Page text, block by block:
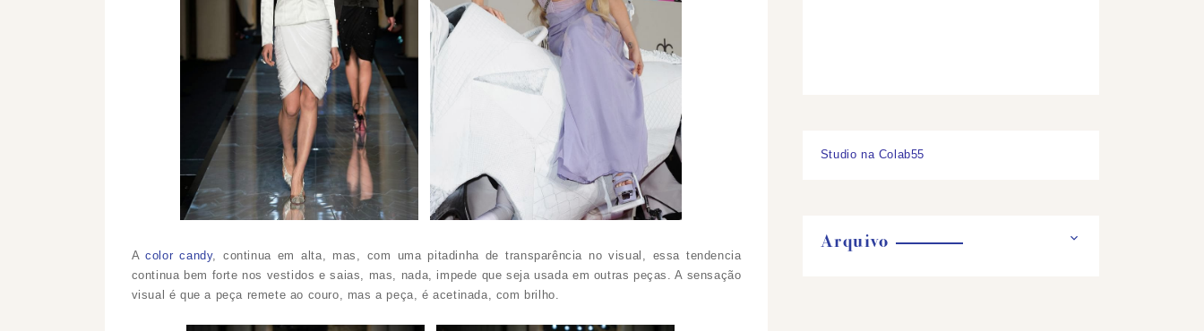
Acolor candy, continua em alta, mas, com uma pitadinha de transparência no visual, essa tendencia
continua bem forte nos vestidos e saias, mas, nada, impede que seja usada em outras peças. A sensação
visual é que a peça remete ao couro, mas a peça, é acetinada, com brilho.
Studio na Colab55
Arquivo